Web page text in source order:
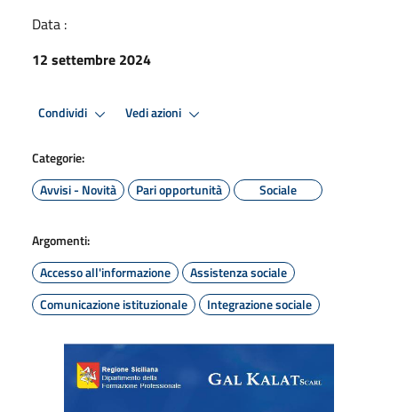
Data :
12 settembre 2024
Condividi Vedi azioni
Categorie:
Avvisi - Novità
Pari opportunità Sociale
Argomenti:
Accesso all'informazione
Assistenza sociale
Comunicazione istituzionale
Integrazione sociale